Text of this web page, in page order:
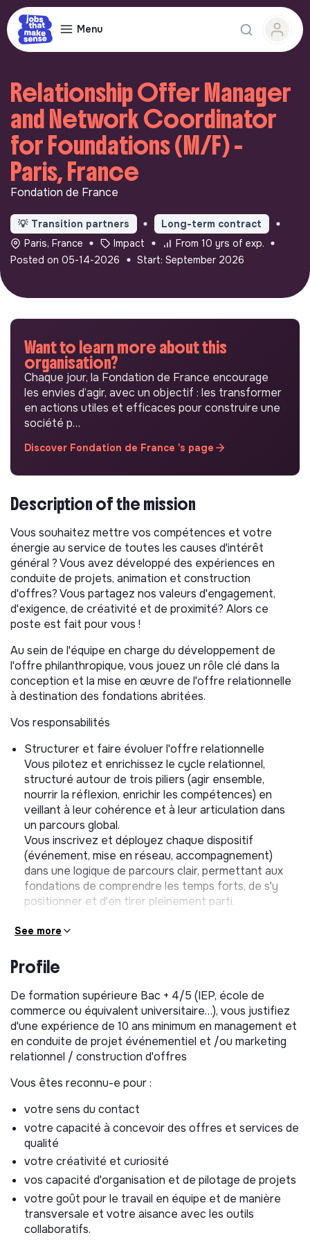
Menu
Relationship Offer Manager
and Network Coordinator
for Foundations (M/F) -
Paris, France
Fondation de France
💡 Transition partners
Long-term contract
Paris, France
Impact
From 10 yrs of exp.
Posted on 05-14-2026
Start: September 2026
Want to learn more about this
organisation?
Chaque jour, la Fondation de France encourage
les envies d’agir, avec un objectif : les transformer
en actions utiles et efficaces pour construire une
société p…
Discover Fondation de France 's page
Description of the mission
Vous souhaitez mettre vos compétences et votre
énergie au service de toutes les causes d'intérêt
général ? Vous avez développé des expériences en
conduite de projets, animation et construction
d'offres? Vous partagez nos valeurs d'engagement,
d'exigence, de créativité et de proximité? Alors ce
poste est fait pour vous !
Au sein de l'équipe en charge du développement de
l'offre philanthropique, vous jouez un rôle clé dans la
conception et la mise en œuvre de l'offre relationnelle
à destination des fondations abritées.
Vos responsabilités
Structurer et faire évoluer l'offre relationnelle
Vous pilotez et enrichissez le cycle relationnel,
structuré autour de trois piliers (agir ensemble,
nourrir la réflexion, enrichir les compétences) en
veillant à leur cohérence et à leur articulation dans
un parcours global.
Vous inscrivez et déployez chaque dispositif
(événement, mise en réseau, accompagnement)
dans une logique de parcours clair, permettant aux
fondations de comprendre les temps forts, de s'y
positionner et d'en tirer pleinement parti.
Vous concevez et déployez des formats innovants
d'expériences et la co-construction entre
Vous veillez à faire vivre ces dynamiques dans la
durée, en assurant le suivi des mises en relation, en
accompagnant leur activation et en valorisant les
collaborations et projets qui en émergent.
Vous faites vivre les grand événements actuels
familiales, écoles…)
Rendre lisible et structurer le parcours des
fondations
Vous contribuez à formaliser et à rendre accessible
le cycle de vie des fondations abritées, de leur
création à leur clôture, en structurant les temps
forts et en facilitant leur appropriation.
Vous permettez ainsi aux fondations de s'inscrire
pleinement dans les dispositifs proposés et de
développer leur engagement dans la durée.
See more
Profile
De formation supérieure Bac + 4/5 (IEP, école de
commerce ou équivalent universitaire…), vous justifiez
d'une expérience de 10 ans minimum en management et
en conduite de projet événementiel et /ou marketing
relationnel / construction d'offres
Vous êtes reconnu-e pour :
votre sens du contact
votre capacité à concevoir des offres et services de
qualité
votre créativité et curiosité
vos capacité d'organisation et de pilotage de projets
votre goût pour le travail en équipe et de manière
transversale et votre aisance avec les outils
collaboratifs.